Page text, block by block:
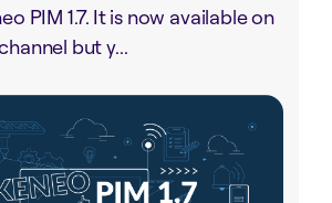
PIM 1.7. It is now available on
but y...